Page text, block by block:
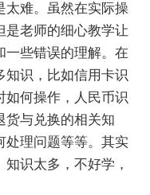
太难。虽然在实际操
是老师的细心教学让
一些错误的理解。在
知识，比如信用卡识
如何操作，人民币识
货与兑换的相关知
处理问题等等。其实
识太多，不好学，